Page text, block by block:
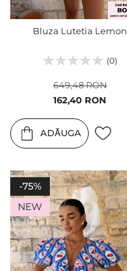
Bluza Lutetia Lemon
(0)
Pret
162,40 RON
649,48 RON
ADĂUGA
-75%
NEW